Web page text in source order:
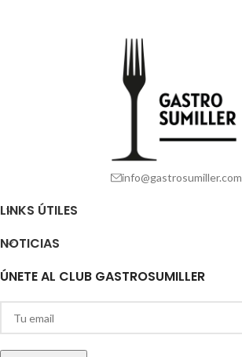
info@gastrosumiller.com
LINKS ÚTILES
NOTICIAS
ÚNETE AL CLUB GASTROSUMILLER